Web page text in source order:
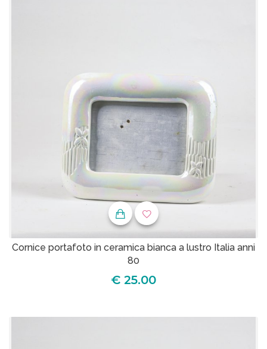
Cornice portafoto in ceramica bianca a lustro Italia anni
80
€ 25.00